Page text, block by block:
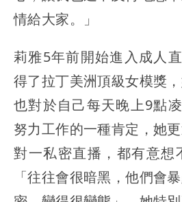
情給大家。」
莉雅5年前開始進入成人
得了拉丁美洲頂級女模獎
也對於自己每天晚上9點
努力工作的一種肯定，她
對一私密直播，都有意想
「往往會很暗黑，他們會